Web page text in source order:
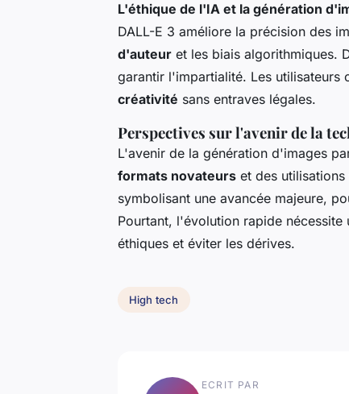
L'éthique de l'IA et la génération
DALL-E 3 améliore la précision des
d'auteur et les biais algorithmiques.
garantir l'impartialité. Les utilisateurs
créativité sans entraves légales.
Perspectives sur l'avenir de la
L'avenir de la génération d'images
formats novateurs et des
symbolisant une avancée majeure,
Pourtant, l'évolution rapide
éthiques et éviter les dérives.
High tech
ECRIT PAR